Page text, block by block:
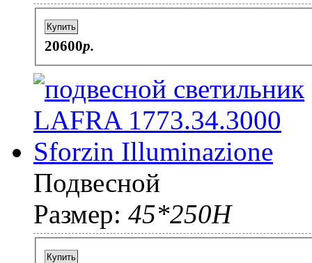
Купить
20600p.
Подвесной
Размер: 45*250H
Купить